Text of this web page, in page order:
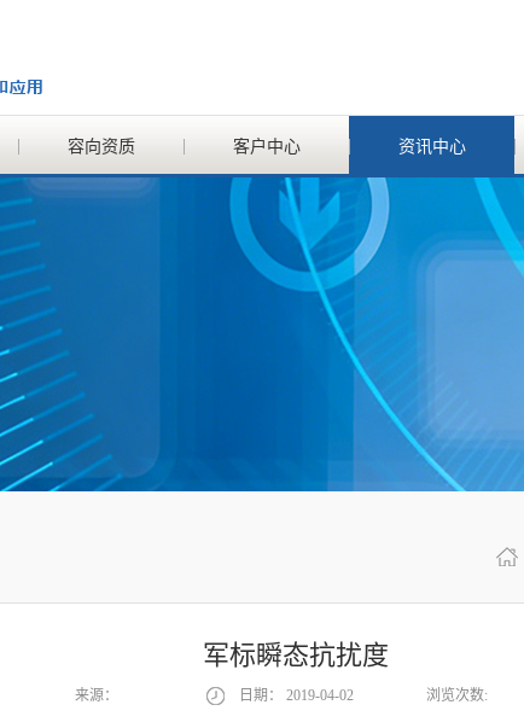
容向资质 客户中心 资讯中心
军标瞬态抗扰度
日期： 2019-04-02 浏览次数:
来源：